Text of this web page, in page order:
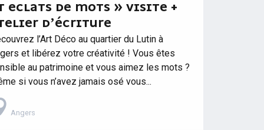
ECLATS DE MOTS » VISITE +
D’ÉCRITURE
l’Art Déco au quartier du Lutin à
et libérez votre créativité ! Vous êtes
au patrimoine et vous aimez les mots ?
si vous n’avez jamais osé vous...
Angers